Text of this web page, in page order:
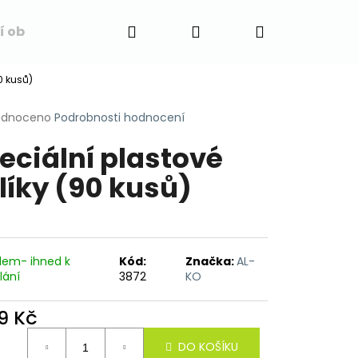
Napište nám
Hledat PřihlášeníNákupní
kusů)
Podrobnosti hodnocení
plastové
(90 kusů)
ihned k
Kód:
3872
Značka:AL-
KO
Kč
DO KOŠÍKU